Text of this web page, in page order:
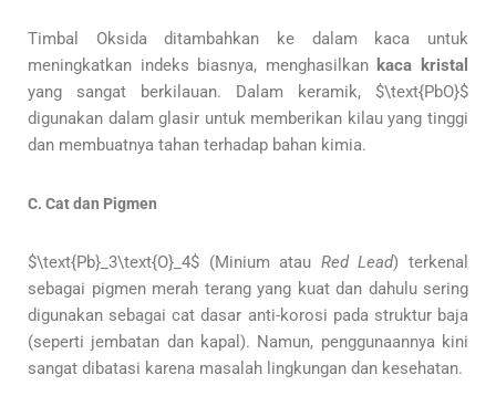
Timbal Oksida ditambahkan ke dalam kaca untuk
meningkatkan indeks biasnya, menghasilkan kaca kristal
yang sangat berkilauan. Dalam keramik, $\text{PbO}$
digunakan dalam glasir untuk memberikan kilau yang tinggi
dan membuatnya tahan terhadap bahan kimia.
C. Cat dan Pigmen
$\text{Pb}_3\text{O}_4$ (Minium atau Red Lead) terkenal
sebagai pigmen merah terang yang kuat dan dahulu sering
digunakan sebagai cat dasar anti-korosi pada struktur baja
(seperti jembatan dan kapal). Namun, penggunaannya kini
sangat dibatasi karena masalah lingkungan dan kesehatan.